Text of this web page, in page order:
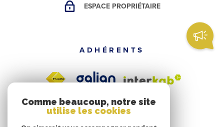
ESPACE PROPRIÉTAIRE
ADHÉRENTS
Comme beaucoup, notre site
utilise les cookies